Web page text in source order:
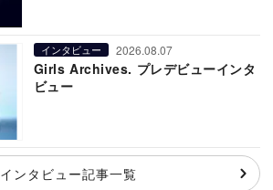
インタビュー 2026.08.07
Girls Archives. プレデビューインタ
ビュー
インタビュー記事一覧